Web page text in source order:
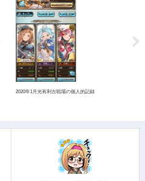
2020年1月光有利古戦場の個人的記録
【グ